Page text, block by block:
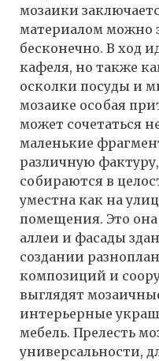
мозаики
материалом можно
бесконечно. В ход
кафеля, но также
осколки посуды и
мозаике особая
может сочетаться
маленькие
различную
собираются в
уместна как на
помещения. Это
аллеи и фасады
создании
композиций и
выглядят
интерьерные
мебель. Прелесть
универсальности,